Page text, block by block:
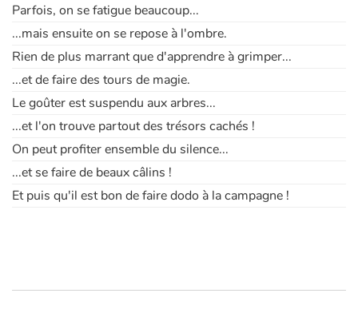
Parfois, on se fatigue beaucoup...
...mais ensuite on se repose à l'ombre.
Rien de plus marrant que d'apprendre à grimper...
...et de faire des tours de magie.
Le goûter est suspendu aux arbres...
...et l'on trouve partout des trésors cachés !
On peut profiter ensemble du silence...
...et se faire de beaux câlins !
Et puis qu'il est bon de faire dodo à la campagne !